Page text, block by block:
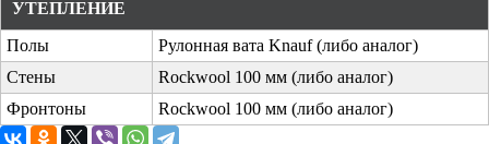
УТЕПЛЕНИЕ
Полы
Рулонная вата Knauf (либо аналог)
Стены
Rockwool 100 мм (либо аналог)
Фронтоны
Rockwool 100 мм (либо аналог)